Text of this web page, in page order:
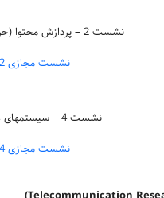
نشست 2 – پردازش محتوا (حریم خصوصی)
نشست مجازی 2
نشست 4 – سیستم­های هوشمند
نشست مجازی 4